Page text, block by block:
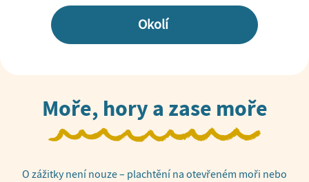
Okolí
Moře, hory a zase moře
O zážitky není nouze – plachtění na otevřeném moři nebo